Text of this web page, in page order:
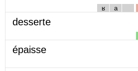
ʁ a
desserte
épaisse